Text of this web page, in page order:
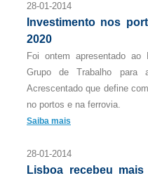
28-01-2014
Investimento nos
2020
Foi ontem apresentado
Grupo de Trabalho para
Acrescentado que define
no portos e na ferrovia.
Saiba mais
28-01-2014
Lisboa recebeu